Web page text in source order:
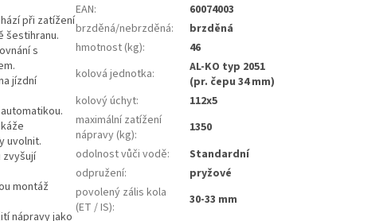
při zatížení
šestihranu.
s
jízdní
uvolnit.
zvyšují
montáž
nápravy jako
EAN:
60074003
brzděná/nebrzděná:
brzděná
hmotnost (kg):
46
kolová jednotka:
AL-KO typ 2051
(pr. čepu 34 mm)
kolový úchyt:
112x5
maximální zatížení
nápravy (kg):
1350
odolnost vůči vodě:
Standardní
odpružení:
pryžové
povolený zális kola
(ET / IS):
30-33 mm